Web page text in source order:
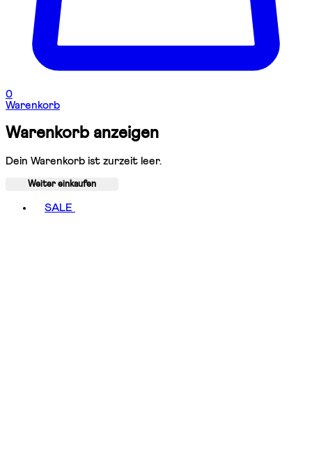
0
Warenkorb
Warenkorb anzeigen
Dein Warenkorb ist zurzeit leer.
Weiter einkaufen
SALE